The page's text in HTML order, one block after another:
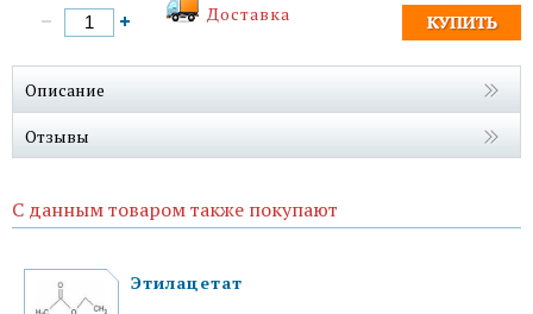
Доставка
Описание
Отзывы
С данным товаром также покупают
Этилацетат